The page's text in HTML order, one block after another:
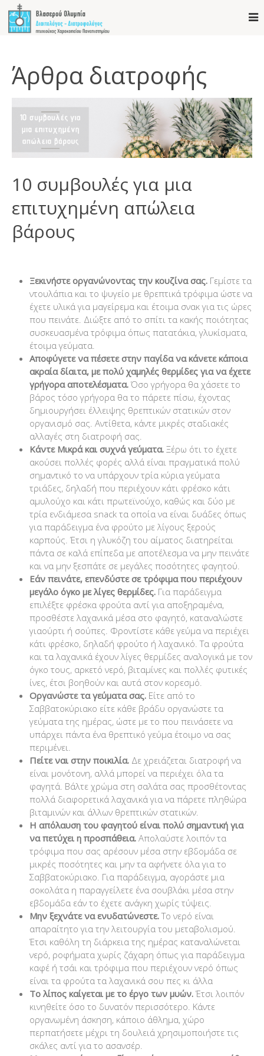
Άρθρα διατροφής
10 συμβουλές για μια
επιτυχημένη απώλεια
βάρους
Ξεκινήστε οργανώνοντας την κουζίνα σας. Γεμίστε τα
ντουλάπια και το ψυγείο με θρεπτικά τρόφιμα ώστε να
έχετε υλικά για μαγείρεμα και έτοιμα σνακ για τις ώρες
που πεινάτε. Διώξτε από το σπίτι τα κακής ποιότητας
συσκευασμένα τρόφιμα όπως πατατάκια, γλυκίσματα,
έτοιμα γεύματα.
Αποφύγετε να πέσετε στην παγίδα να κάνετε κάποια
ακραία δίαιτα, με πολύ χαμηλές θερμίδες για να έχετε
γρήγορα αποτελέσματα. Όσο γρήγορα θα χάσετε το
βάρος τόσο γρήγορα θα το πάρετε πίσω, έχοντας
δημιουργήσει έλλειψης θρεπτικών στατικών στον
οργανισμό σας. Αντίθετα, κάντε μικρές σταδιακές
αλλαγές στη διατροφή σας.
Κάντε Μικρά και συχνά γεύματα. Ξέρω ότι το έχετε
ακούσει πολλές φορές αλλά είναι πραγματικά πολύ
σημαντικό το να υπάρχουν τρία κύρια γεύματα
τριάδες, δηλαδή που περιέχουν κάτι φρέσκο κάτι
αμυλούχο και κάτι πρωτεϊνούχο, καθώς και δύο με
τρία ενδιάμεσα snack τα οποία να είναι δυάδες όπως
για παράδειγμα ένα φρούτο με λίγους ξερούς
καρπούς. Έτσι η γλυκόζη του αίματος διατηρείται
πάντα σε καλά επίπεδα με αποτέλεσμα να μην πεινάτε
και να μην ξεσπάτε σε μεγάλες ποσότητες φαγητού.
Εάν πεινάτε, επενδύστε σε τρόφιμα που περιέχουν
μεγάλο όγκο με λίγες θερμίδες. Για παράδειγμα
επιλέξτε φρέσκα φρούτα αντί για αποξηραμένα,
προσθέστε λαχανικά μέσα στο φαγητό, καταναλώστε
γιαούρτι ή σούπες. Φροντίστε κάθε γεύμα να περιέχει
κάτι φρέσκο, δηλαδή φρούτο ή λαχανικό. Τα φρούτα
και τα λαχανικά έχουν λίγες θερμίδες αναλογικά με τον
όγκο τους, αρκετό νερό, βιταμίνες και πολλές φυτικές
ίνες, έτσι βοηθούν και αυτά στον κορεσμό.
Οργανώστε τα γεύματα σας. Είτε από το
Σαββατοκύριακο είτε κάθε βράδυ οργανώστε τα
γεύματα της ημέρας, ώστε με το που πεινάσετε να
υπάρχει πάντα ένα θρεπτικό γεύμα έτοιμο να σας
περιμένει.
Πείτε ναι στην ποικιλία. Δε χρειάζεται διατροφή να
είναι μονότονη, αλλά μπορεί να περιέχει όλα τα
φαγητά. Βάλτε χρώμα στη σαλάτα σας προσθέτοντας
πολλά διαφορετικά λαχανικά για να πάρετε πληθώρα
βιταμινών και άλλων θρεπτικών στατικών.
Η απόλαυση του φαγητού είναι πολύ σημαντική για
να πετύχει η προσπάθεια. Απολαύστε λοιπόν τα
τρόφιμα που σας αρέσουν μέσα στην εβδομάδα σε
μικρές ποσότητες και μην τα αφήνετε όλα για το
Σαββατοκύριακο. Για παράδειγμα, αγοράστε μια
σοκολάτα η παραγγείλετε ένα σουβλάκι μέσα στην
εβδομάδα εάν το έχετε ανάγκη χωρίς τύψεις.
Μην ξεχνάτε να ενυδατώνεστε.Το νερό είναι
απαραίτητο για την λειτουργία του μεταβολισμού.
Έτσι καθόλη τη διάρκεια της ημέρας καταναλώνεται
νερό, ροφήματα χωρίς ζάχαρη όπως για παράδειγμα
καφέ ή τσάι και τρόφιμα που περιέχουν νερό όπως
είναι τα φρούτα τα λαχανικά σου πες κι άλλα
Το λίπος καίγεται με το έργο των μυών. Έτσι λοιπόν
κινηθείτε όσο το δυνατόν περισσότερο. Κάντε
οργανωμένη άσκηση, κάποιο άθλημα, χώρο
περπατήσετε μέχρι τη δουλειά χρησιμοποιήστε τις
σκάλες αντί για το ασανσέρ.